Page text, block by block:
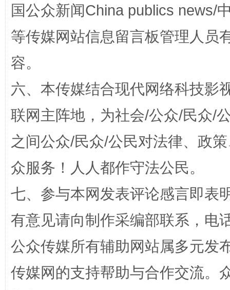
在谋一域中谋全局
今
国公众新闻China publics news/
等传媒网站信息留言板管理人员
容。
六、本传媒结合现代网络科技影
联网主阵地，为社会/公众/民众/
之间公众/民众/公民对法律、政
众服务！人人都作守法公民。
七、参与本网发表评论感言即表
有意见请向制作采编部联系，电
公众传媒所有辅助网站属多元发
传媒网的支持帮助与合作交流。